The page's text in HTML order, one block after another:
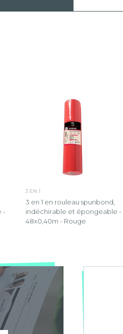
-
3 EN 1
3 en 1 en rouleau spunbond,
indéchirable et épongeable -
48x0,40m - Rouge